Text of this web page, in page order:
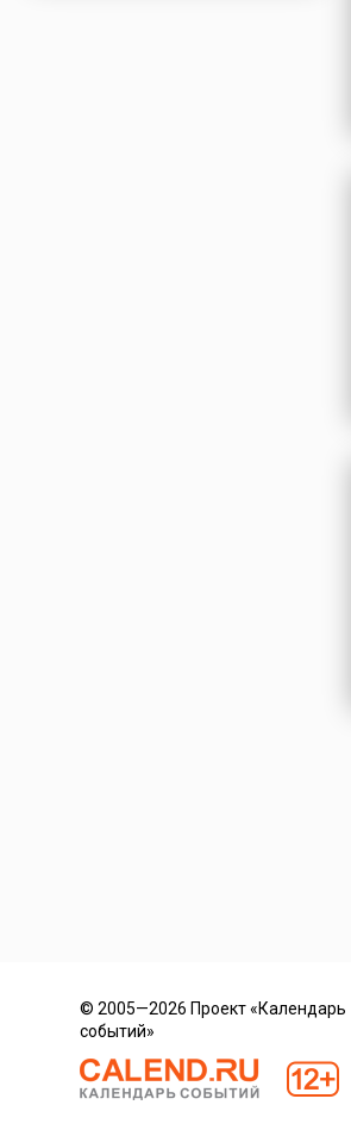
© 2005—2026 Проект «Календарь
событий»